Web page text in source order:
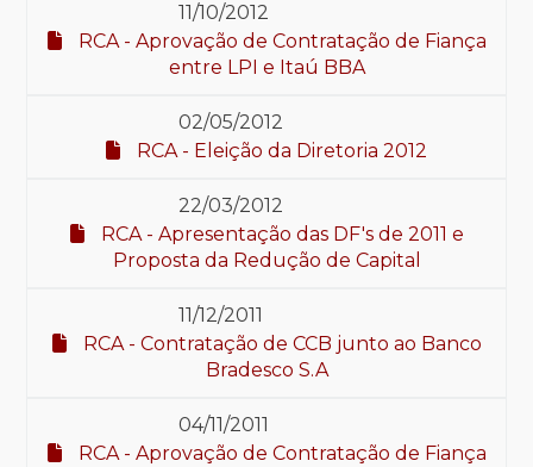
11/10/2012
RCA - Aprovação de Contratação de Fiança
entre LPI e Itaú BBA
02/05/2012
RCA - Eleição da Diretoria 2012
22/03/2012
RCA - Apresentação das DF's de 2011 e
Proposta da Redução de Capital
11/12/2011
RCA - Contratação de CCB junto ao Banco
Bradesco S.A
04/11/2011
RCA - Aprovação de Contratação de Fiança